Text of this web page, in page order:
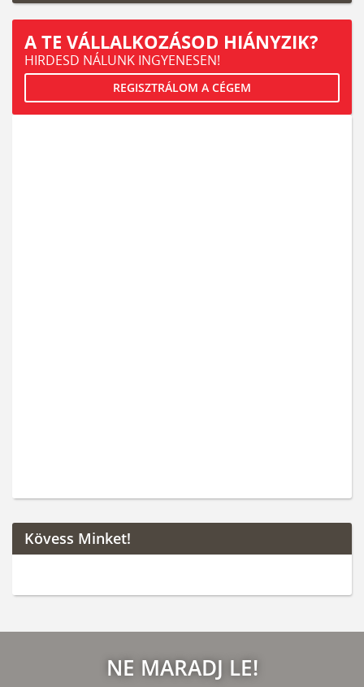
A TE VÁLLALKOZÁSOD HIÁNYZIK?
HIRDESD NÁLUNK INGYENESEN!
REGISZTRÁLOM A CÉGEM
Kövess Minket!
NE MARADJ LE!